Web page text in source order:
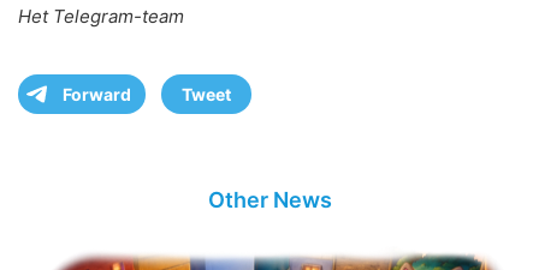
Het Telegram-team
Forward Tweet
Other News